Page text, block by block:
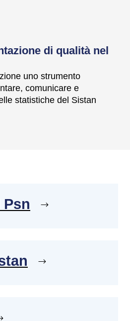
di qualità nel
uno strumento
comunicare e
statistiche del Sistan
Psn